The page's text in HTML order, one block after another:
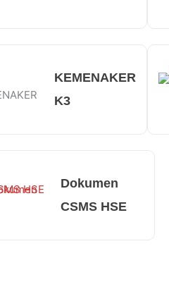
KEMENAKER
K3
Dokumen
CSMS HSE